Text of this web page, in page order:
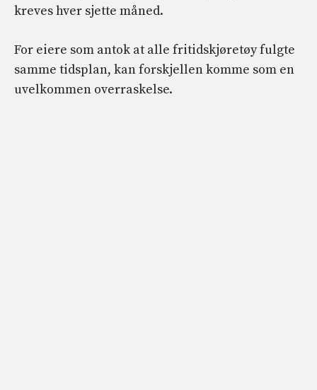
kreves hver sjette måned.
For eiere som antok at alle fritidskjøretøy fulgte
samme tidsplan, kan forskjellen komme som en
uvelkommen overraskelse.